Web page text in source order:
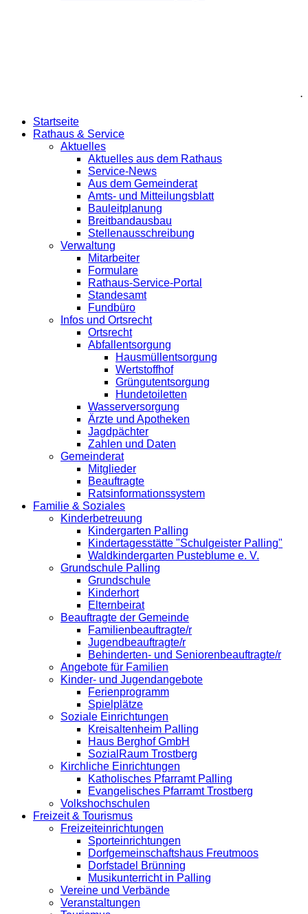
.
Startseite
Rathaus & Service
Aktuelles
Aktuelles aus dem Rathaus
Service-News
Aus dem Gemeinderat
Amts- und Mitteilungsblatt
Bauleitplanung
Breitbandausbau
Stellenausschreibung
Verwaltung
Mitarbeiter
Formulare
Rathaus-Service-Portal
Standesamt
Fundbüro
Infos und Ortsrecht
Ortsrecht
Abfallentsorgung
Hausmüllentsorgung
Wertstoffhof
Grüngutentsorgung
Hundetoiletten
Wasserversorgung
Ärzte und Apotheken
Jagdpächter
Zahlen und Daten
Gemeinderat
Mitglieder
Beauftragte
Ratsinformationssystem
Familie & Soziales
Kinderbetreuung
Kindergarten Palling
Kindertagesstätte "Schulgeister Palling"
Waldkindergarten Pusteblume e. V.
Grundschule Palling
Grundschule
Kinderhort
Elternbeirat
Beauftragte der Gemeinde
Familienbeauftragte/r
Jugendbeauftragte/r
Behinderten- und Seniorenbeauftragte/r
Angebote für Familien
Kinder- und Jugendangebote
Ferienprogramm
Spielplätze
Soziale Einrichtungen
Kreisaltenheim Palling
Haus Berghof GmbH
SozialRaum Trostberg
Kirchliche Einrichtungen
Katholisches Pfarramt Palling
Evangelisches Pfarramt Trostberg
Volkshochschulen
Freizeit & Tourismus
Freizeiteinrichtungen
Sporteinrichtungen
Dorfgemeinschaftshaus Freutmoos
Dorfstadel Brünning
Musikunterricht in Palling
Vereine und Verbände
Veranstaltungen